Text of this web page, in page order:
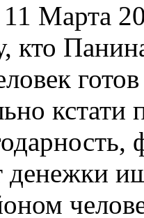
11 Марта
кто
денежки